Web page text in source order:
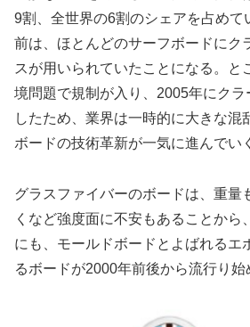
9割、全世界の6割のシェアを占めて
前は、ほとんどのサーフボードにク
スが用いられていたことになる。と
境問題で規制が入り、2005年にク
したため、 業界は一時的に大きな混
ボードの技術革新が一気に進んでい
グラスファイバーのボードは、重量
くなど強度面に不安もあることから
にも、モールドボードとよばれるエ
るボードが2000年前後から流行り始